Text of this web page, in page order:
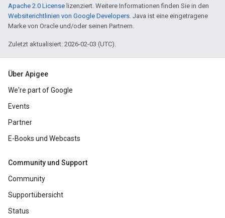
Apache 2.0 License lizenziert. Weitere Informationen finden Sie in den
Websiterichtlinien von Google Developers. Java ist eine eingetragene
Marke von Oracle und/oder seinen Partnern.
Zuletzt aktualisiert: 2026-02-03 (UTC).
Über Apigee
We're part of Google
Events
Partner
E-Books und Webcasts
Community und Support
Community
Supportübersicht
Status